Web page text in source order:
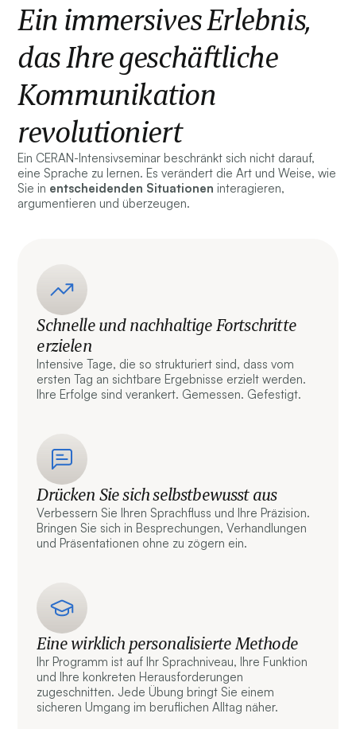
Ein immersives Erlebnis,
das Ihre geschäftliche
Kommunikation
revolutioniert
Ein CERAN-Intensivseminar beschränkt sich nicht darauf,
eine Sprache zu lernen. Es verändert die Art und Weise, wie
Sie in entscheidenden Situationen interagieren,
argumentieren und überzeugen.
Schnelle und nachhaltige Fortschritte
erzielen
Intensive Tage, die so strukturiert sind, dass vom
ersten Tag an sichtbare Ergebnisse erzielt werden.
Ihre Erfolge sind verankert. Gemessen. Gefestigt.
Drücken Sie sich selbstbewusst aus
Verbessern Sie Ihren Sprachfluss und Ihre Präzision.
Bringen Sie sich in Besprechungen, Verhandlungen
und Präsentationen ohne zu zögern ein.
Eine wirklich personalisierte Methode
Ihr Programm ist auf Ihr Sprachniveau, Ihre Funktion
und Ihre konkreten Herausforderungen
zugeschnitten. Jede Übung bringt Sie einem
sicheren Umgang im beruflichen Alltag näher.